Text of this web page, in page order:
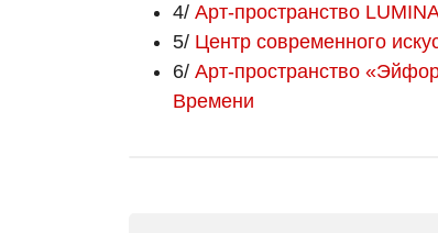
4/ Арт-пространство
5/ Центр современного
6/ Арт-пространство
Времени